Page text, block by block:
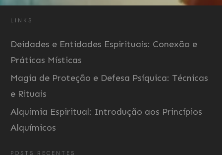
POSTS RECENTES
LINKS
Deidades e Entidades Espirituais: Conexão e
Práticas Místicas
Magia de Proteção e Defesa Psíquica: Técnicas
e Rituais
Alquimia Espiritual: Introdução aos Princípios
Alquímicos